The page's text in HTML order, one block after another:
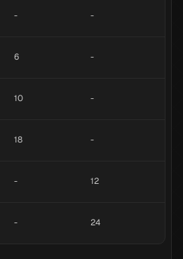
- -
6 -
10 -
18 -
- 12
- 24